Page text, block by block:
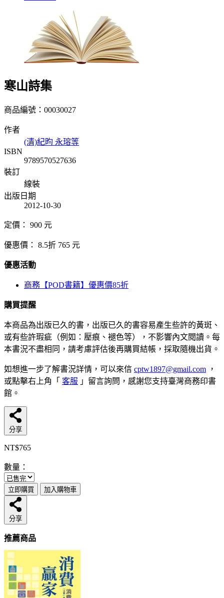
寒山詩集
商品編號：00030027
作者
(清)紀昀 永瑢等
ISBN
9789570527636
裝訂
線裝
出版日期
2012-10-30
定價： 900 元
優惠價： 8.5折 765 元
優惠活動
商務【POD書籍】優惠價85折
購買提醒
本商品為出版已久的書，出版已久的書容易產生些許的黃斑、
或有些許瑕疵（例如：壓痕、褪色等），不影響內文閱讀。每
本書況不盡相同，請考慮評估後再購買結帳，採取隨機出貨。
如想進一步了解書況詳情，可以來信 cptw1897@gmail.com ，
或點擊右上角「 客服 」留言詢問，感謝您支持臺灣商務印書
館。
分享
NT$765
數量：
立即購買 加入購物車
分享
推薦商品